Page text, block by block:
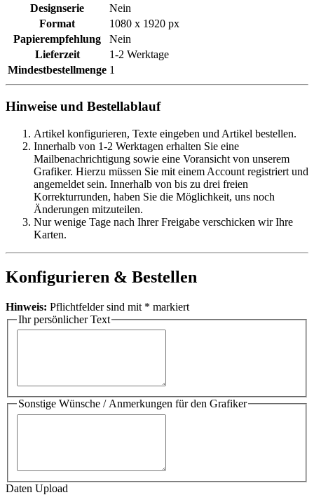
Designserie
Nein
Format
1080 x 1920 px
Papierempfehlung
Nein
Lieferzeit
1-2 Werktage
Mindestbestellmenge 1
Hinweise und Bestellablauf
Artikel konfigurieren, Texte eingeben und Artikel bestellen.
Innerhalb von 1-2 Werktagen erhalten Sie eine
Mailbenachrichtigung sowie eine Voransicht von unserem
Grafiker. Hierzu müssen Sie mit einem Account registriert und
angemeldet sein. Innerhalb von bis zu drei freien
Korrekturrunden, haben Sie die Möglichkeit, uns noch
Änderungen mitzuteilen.
Nur wenige Tage nach Ihrer Freigabe verschicken wir Ihre
Karten.
Konfigurieren & Bestellen
Hinweis: Pflichtfelder sind mit * markiert
Ihr persönlicher Text
Sonstige Wünsche / Anmerkungen für den Grafiker
Daten Upload